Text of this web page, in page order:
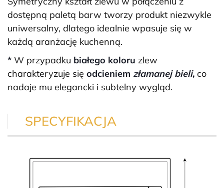
dostępną paletą barw tworzy produkt niezwykle
uniwersalny, dlatego idealnie wpasuje się w
każdą aranżację kuchenną.
* W przypadku białego koloru zlew
charakteryzuje się odcieniem złamanej bieli, co
nadaje mu elegancki i subtelny wygląd.
SPECYFIKACJA